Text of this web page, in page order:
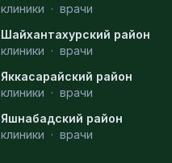
клиники · врачи
Шайхантахурский район
клиники · врачи
Яккасарайский район
клиники · врачи
Яшнабадский район
клиники · врачи